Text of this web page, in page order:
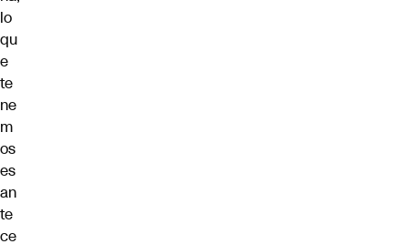
lo
qu
e
te
ne
m
os
es
an
te
ce